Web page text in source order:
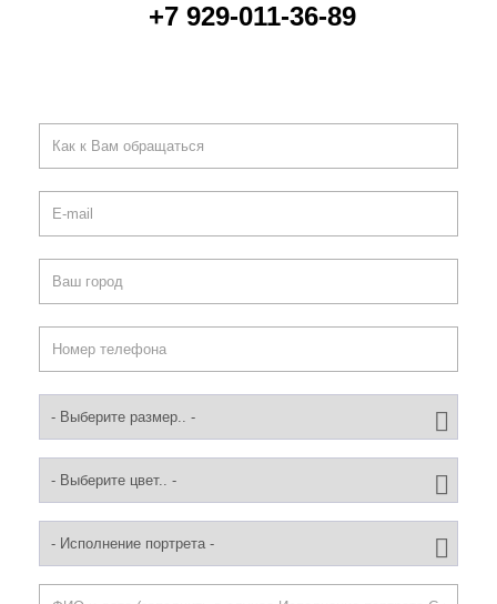
+7 929-011-36-89